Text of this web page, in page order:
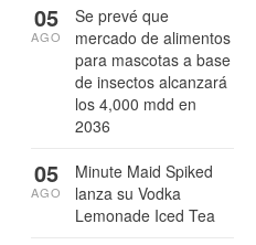
Se prevé que
mercado de alimentos
para mascotas a base
de insectos alcanzará
los 4,000 mdd en
2036
05
AGO
Minute Maid Spiked
lanza su Vodka
Lemonade Iced Tea
05
AGO